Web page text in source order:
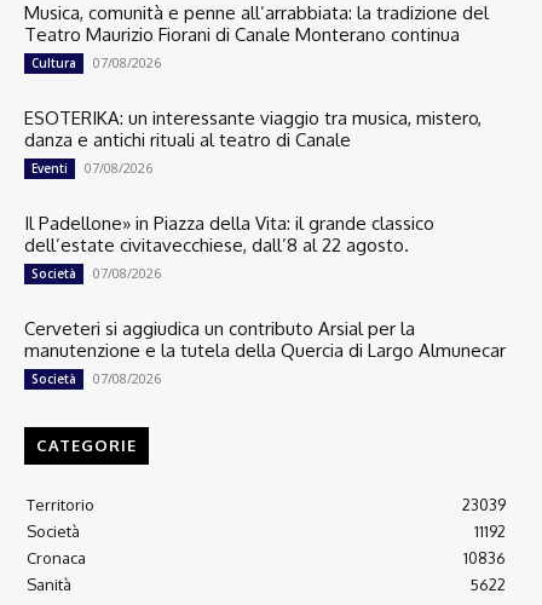
Musica, comunità e penne all’arrabbiata: la tradizione del
Teatro Maurizio Fiorani di Canale Monterano continua
Cultura 07/08/2026
ESOTERIKA: un interessante viaggio tra musica, mistero,
danza e antichi rituali al teatro di Canale
Eventi 07/08/2026
Il Padellone» in Piazza della Vita: il grande classico
dell’estate civitavecchiese, dall’8 al 22 agosto.
Società 07/08/2026
Cerveteri si aggiudica un contributo Arsial per la
manutenzione e la tutela della Quercia di Largo Almunecar
Società 07/08/2026
CATEGORIE
Territorio
23039
Società
11192
Cronaca
10836
Sanità
5622